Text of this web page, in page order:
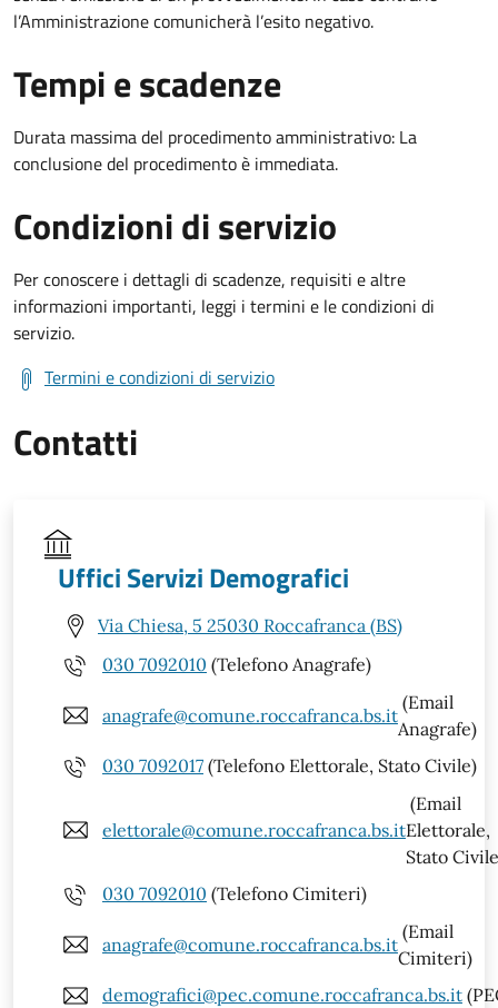
l’Amministrazione comunicherà l’esito negativo.
Tempi e scadenze
Durata massima del procedimento amministrativo: La
conclusione del procedimento è immediata.
Condizioni di servizio
Per conoscere i dettagli di scadenze, requisiti e altre
informazioni importanti, leggi i termini e le condizioni di
servizio.
Termini e condizioni di servizio
Contatti
Uffici Servizi Demografici
Via Chiesa, 5 25030 Roccafranca (BS)
030 7092010 (Telefono Anagrafe)
anagrafe@comune.roccafranca.bs.it
(Email
Anagrafe)
030 7092017 (Telefono Elettorale, Stato Civile)
elettorale@comune.roccafranca.bs.it
(Email
Elettorale,
Stato
030 7092010 (Telefono Cimiteri)
anagrafe@comune.roccafranca.bs.it
(Email
Cimiteri)
demografici@pec.comune.roccafranca.bs.it